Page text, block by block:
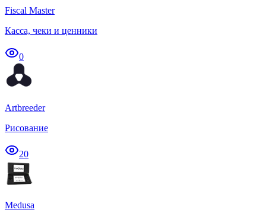
Fiscal Master
Касса, чеки и ценники
0
Artbreeder
Рисование
20
Medusa